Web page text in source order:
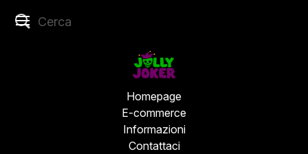
Homepage
E-commerce
Informazioni
Contattaci